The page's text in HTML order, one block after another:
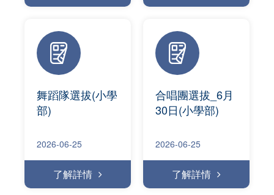
舞蹈隊選拔(小學
部)
2026-06-25
了解詳情
合唱團選拔_6月
30日(小學部)
2026-06-25
了解詳情